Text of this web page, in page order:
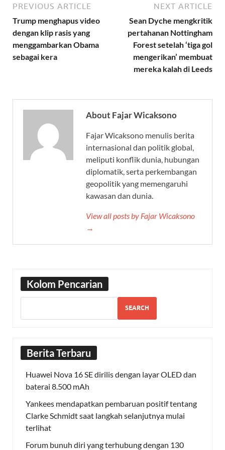
PREVIOUS ARTICLE
Trump menghapus video
dengan klip rasis yang
menggambarkan Obama
sebagai kera
NEXT ARTICLE
Sean Dyche mengkritik
pertahanan Nottingham
Forest setelah ‘tiga gol
mengerikan’ membuat
mereka kalah di Leeds
About Fajar Wicaksono
Fajar Wicaksono menulis berita
internasional dan politik global,
meliputi konflik dunia, hubungan
diplomatik, serta perkembangan
geopolitik yang memengaruhi
kawasan dan dunia.
View all posts by Fajar Wicaksono
→
Kolom Pencarian
SEARCH
Berita Terbaru
Huawei Nova 16 SE dirilis dengan layar OLED dan
baterai 8.500 mAh
Yankees mendapatkan pembaruan positif tentang
Clarke Schmidt saat langkah selanjutnya mulai
terlihat
Forum bunuh diri yang terhubung dengan 130